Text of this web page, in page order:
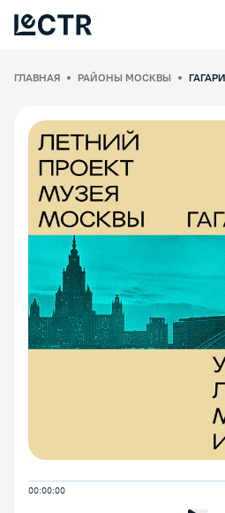
ГЛАВНАЯ РАЙОНЫ МОСКВЫ
00:00:00